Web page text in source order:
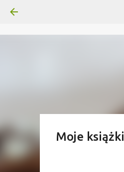
Moje książki